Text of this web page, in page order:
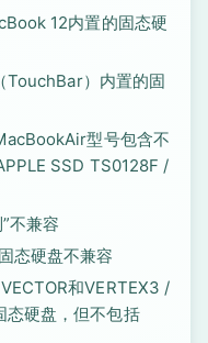
12内置的固态硬
）内置的固
型号包含不
SSD TS0128F /
不兼容
态硬盘不兼容
和VERTEX3 /
态硬盘，但不包括